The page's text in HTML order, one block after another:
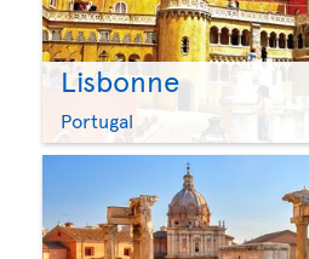
Lisbonne
Portugal